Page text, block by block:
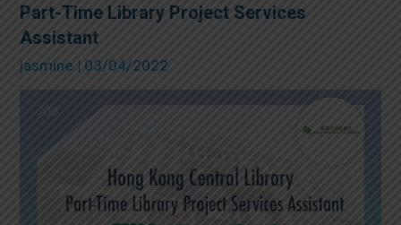
Part-Time Library Project Services
Assistant
jasmine | 03/04/2022